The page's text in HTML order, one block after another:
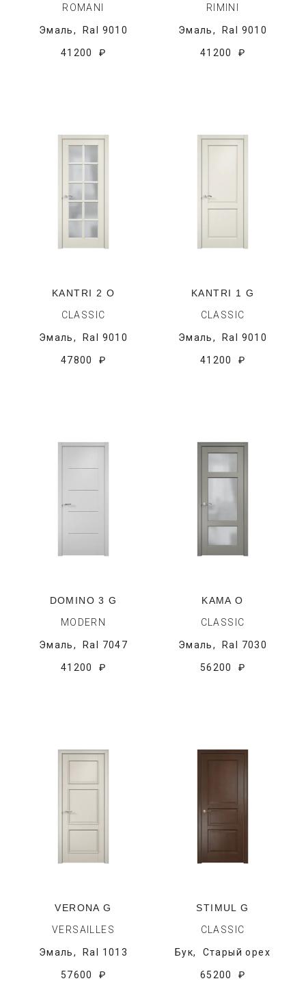
ROMANI
Эмаль, Ral 9010
41200 ₽
RIMINI
Эмаль, Ral 9010
41200 ₽
KANTRI 2 O
CLASSIC
Эмаль, Ral 9010
47800 ₽
KANTRI 1 G
CLASSIC
Эмаль, Ral 9010
41200 ₽
DOMINO 3 G
MODERN
Эмаль, Ral 7047
41200 ₽
KAMA O
CLASSIC
Эмаль, Ral 7030
56200 ₽
VERONA G
VERSAILLES
Эмаль, Ral 1013
57600 ₽
STIMUL G
CLASSIC
Бук, Старый орех
65200 ₽